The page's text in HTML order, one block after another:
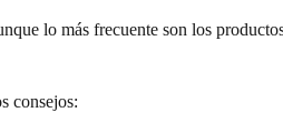
lo más frecuente son los
consejos: